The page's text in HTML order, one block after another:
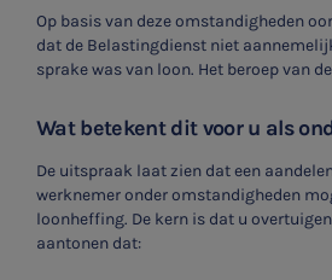
Op basis van deze omstandigheden
dat de Belastingdienst niet
sprake was van loon. Het beroep van
Wat betekent dit voor u als
De uitspraak laat zien dat een
werknemer onder omstandigheden
loonheffing. De kern is dat u
aantonen dat: